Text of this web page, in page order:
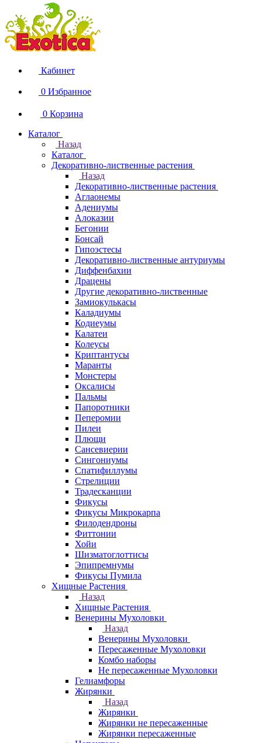
Кабинет
0 Избранное
0 Корзина
Каталог
Назад
Каталог
Декоративно-лиственные растения
Назад
Декоративно-лиственные растения
Аглаонемы
Адениумы
Алоказии
Бегонии
Бонсай
Гипоэстесы
Декоративно-лиственные антуриумы
Диффенбахии
Драцены
Другие декоративно-лиственные
Замиокулькасы
Каладиумы
Кодиеумы
Калатеи
Колеусы
Криптантусы
Маранты
Монстеры
Оксалисы
Пальмы
Папоротники
Пеперомии
Пилеи
Плющи
Сансевиерии
Сингониумы
Спатифиллумы
Стрелиции
Традесканции
Фикусы
Фикусы Микрокарпа
Филодендроны
Фиттонии
Хойи
Шизматоглоттисы
Эпипремнумы
Фикусы Пумила
Хищные Растения
Назад
Хищные Растения
Венерины Мухоловки
Назад
Венерины Мухоловки
Пересаженные Мухоловки
Комбо наборы
Не пересаженные Мухоловки
Гелиамфоры
Жирянки
Назад
Жирянки
Жирянки не пересаженные
Жирянки пересаженные